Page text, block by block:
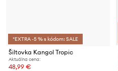
*EXTRA -5 % s kódom: SALE
Šiltovka Kangol Tropic
Aktuálna cena:
48,99 €